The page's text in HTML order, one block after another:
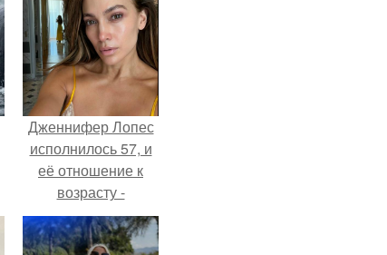
Дженнифер Лопес
исполнилось 57, и
её отношение к
возрасту -
настоящий
манифест